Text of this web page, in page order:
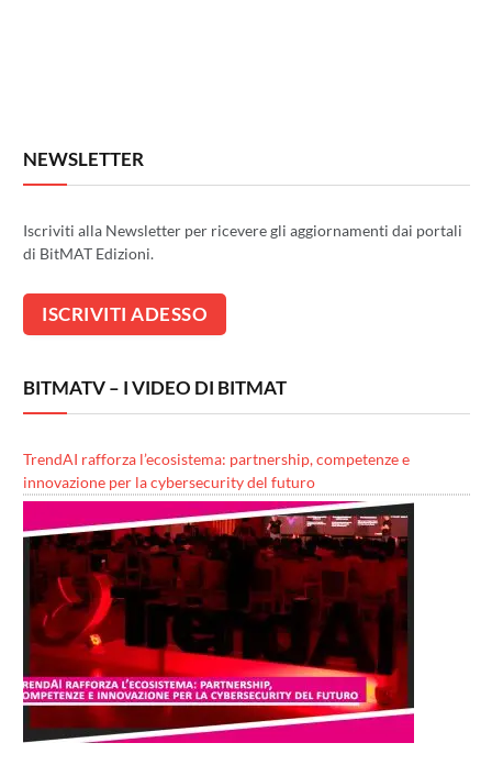
NEWSLETTER
Iscriviti alla Newsletter per ricevere gli aggiornamenti dai portali
di BitMAT Edizioni.
BITMATV – I VIDEO DI BITMAT
TrendAI rafforza l’ecosistema: partnership, competenze e
innovazione per la cybersecurity del futuro